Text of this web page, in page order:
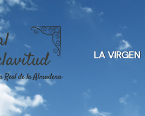
LA VIRGEN